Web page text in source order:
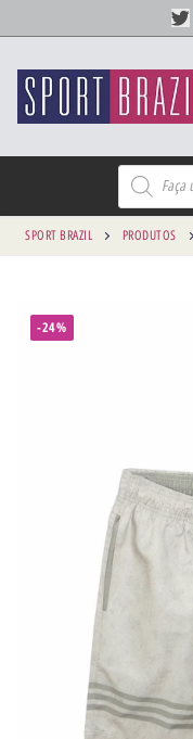
SPORT BRAZIL PRODUTOS
-24%